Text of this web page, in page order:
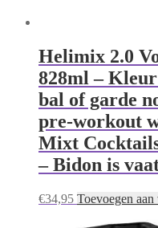
Helimix 2.0
828ml –
bal of garde
pre-workout
Mixt
– Bidon is
€34,95 Toevoegen